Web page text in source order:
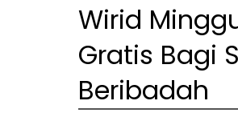
Wirid
Gratis Bagi
Beribadah